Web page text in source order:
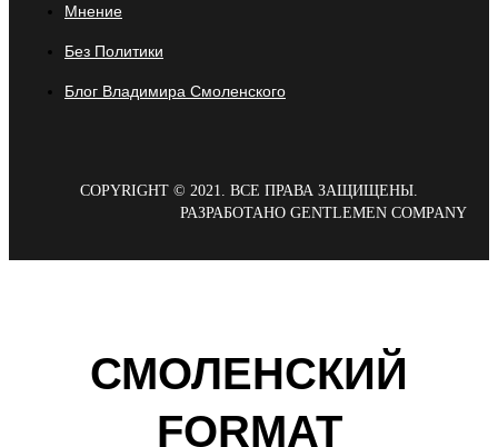
Мнение
Без Политики
Блог Владимира Смоленского
COPYRIGHT © 2021. ВСЕ ПРАВА ЗАЩИЩЕНЫ.
РАЗРАБОТАНО GENTLEMEN COMPANY
СМОЛЕНСКИЙ
FORMAT